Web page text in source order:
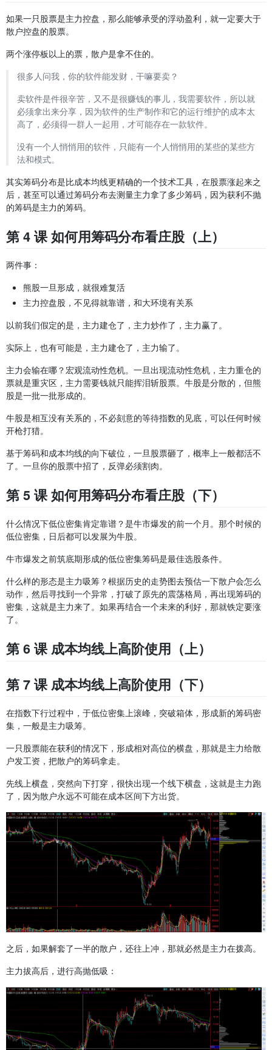
如果一只股票是主力控盘，那么能够承受的浮动盈利，就一定要大于
散户控盘的股票。
两个涨停板以上的票，散户是拿不住的。
很多人问我，你的软件能发财，干嘛要卖？
卖软件是件很辛苦，又不是很赚钱的事儿，我需要软件，所以就
必须拿出来分享，因为软件的生产制作和它的运行维护的成本太
高了，必须得一群人一起用，才可能存在一款软件。
没有一个人悄悄用的软件，只能有一个人悄悄用的某些的某些方
法和模式。
其实筹码分布是比成本均线更精确的一个技术工具，在股票涨起来之
后，甚至可以通过筹码分布去测量主力拿了多少筹码，因为获利不抛
的筹码是主力的筹码。
第 4 课 如何用筹码分布看庄股（上）
两件事：
熊股一旦形成，就很难复活
主力控盘股，不见得就靠谱，和大环境有关系
以前我们假定的是，主力建仓了，主力炒作了，主力赢了。
实际上，也有可能是，主力建仓了，主力输了。
主力会输在哪？宏观流动性危机。一旦出现流动性危机，主力重仓的
票就是重灾区，主力需要钱就只能挥泪斩股票。牛股是分散的，但熊
股是一批一批形成的。
牛股是相互没有关系的，不必刻意的等待指数的见底，可以任何时候
开枪打猎。
基于筹码和成本均线的向下破位，一旦股票砸了，概率上一般都活不
了。一旦你的股票中招了，反弹必须割肉。
第 5 课 如何用筹码分布看庄股（下）
什么情况下低位密集肯定靠谱？是牛市爆发的前一个月。那个时候的
低位密集，日后都可以发展为牛股。
牛市爆发之前筑底期形成的低位密集筹码是最佳选股条件。
什么样的形态是主力吸筹？根据历史的走势图去预估一下散户会怎么
动作，然后寻找到一个异常，打破了原先的震荡格局，再出现筹码的
密集，这就是主力来了。如果再结合一个未来的利好，那就铁定要涨
了。
第 6 课 成本均线上高阶使用（上）
第 7 课 成本均线上高阶使用（下）
在指数下行过程中，于低位密集上滚峰，突破箱体，形成新的筹码密
集，一般是主力吸筹。
一只股票能在获利的情况下，形成相对高位的横盘，那就是主力给散
户发工资，把散户的筹码拿走。
先线上横盘，突然向下打穿，很快出现一个线下横盘，这就是主力跑
了，因为散户永远不可能在成本区间下方出货。
之后，如果解套了一半的散户，还往上冲，那就必然是主力在拨高。
主力拔高后，进行高抛低吸：